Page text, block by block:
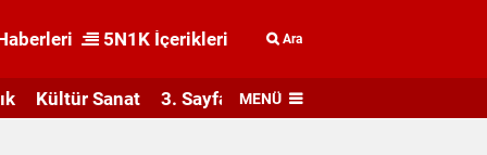
5N1K İçerikleri Ara
Kültür Sanat 3. Sayfa MENÜ